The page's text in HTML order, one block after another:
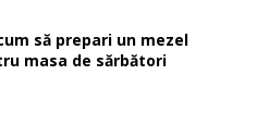
să prepari un mezel
masa de sărbători